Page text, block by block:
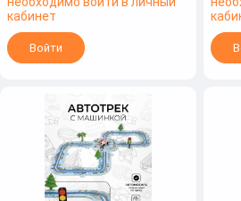
кабинет
Войти